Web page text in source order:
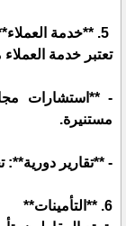
تعتبر خدمة
- **استشارات
مستنيرة.
- **تقارير
6. **التأمينات**